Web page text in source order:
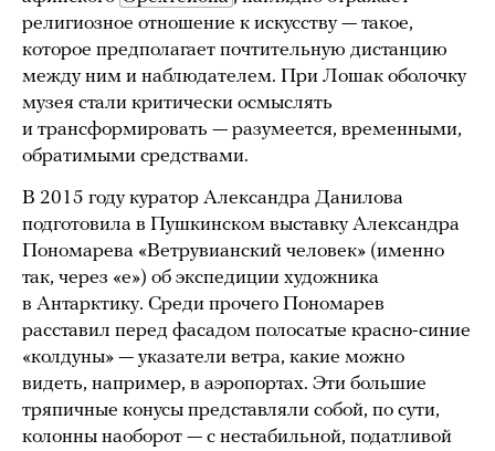
религиозное отношение к искусству — такое,
которое предполагает почтительную дистанцию
между ним и наблюдателем. При Лошак оболочку
музея стали критически осмыслять
и трансформировать — разумеется, временными,
обратимыми средствами.
В 2015 году куратор Александра Данилова
подготовила в Пушкинском выставку Александра
Пономарева «Ветрувианский человек» (именно
так, через «е») об экспедиции художника
в Антарктику. Среди прочего Пономарев
расставил перед фасадом полосатые красно-синие
«колдуны» — указатели ветра, какие можно
видеть, например, в аэропортах. Эти большие
тряпичные конусы представляли собой, по сути,
колонны наоборот — с нестабильной, податливой